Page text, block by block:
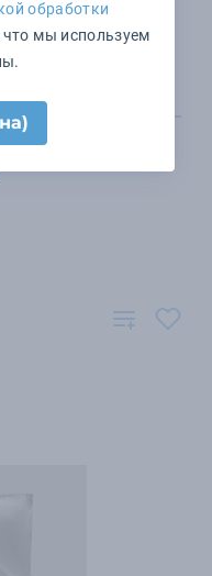
обработки
мы используем